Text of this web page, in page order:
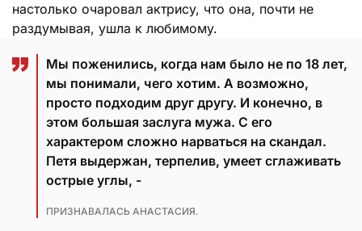
настолько очаровал актрису, что она, почти не
раздумывая, ушла к любимому.
Мы поженились, когда нам было не по 18 лет,
мы понимали, чего хотим. А возможно,
просто подходим друг другу. И конечно, в
этом большая заслуга мужа. С его
характером сложно нарваться на скандал.
Петя выдержан, терпелив, умеет сглаживать
острые углы, -
ПРИЗНАВАЛАСЬ АНАСТАСИЯ.